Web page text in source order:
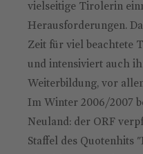
vielseitige Tirolerin
Herausforderun­gen.
Zeit für viel beachtete
und intensiviert auch
Weiterbildung, vor
Im Winter 2006/2007
Neuland: der ORF
Staffel des Quotenhits